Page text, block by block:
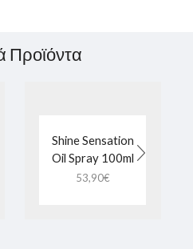
Προϊόντα
Shine Sensation
Oil Spray 100ml
53,90€